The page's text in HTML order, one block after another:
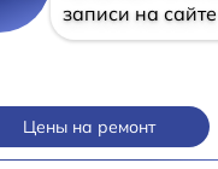
записи на сайте
Цены на ремонт